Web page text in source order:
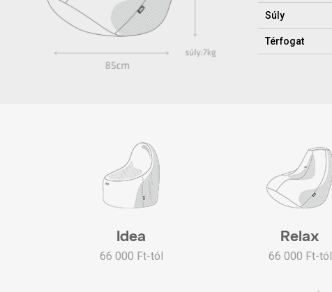
Súly
Térfogat
Idea
66 000 Ft-tól
Relax
66 000 Ft-tól